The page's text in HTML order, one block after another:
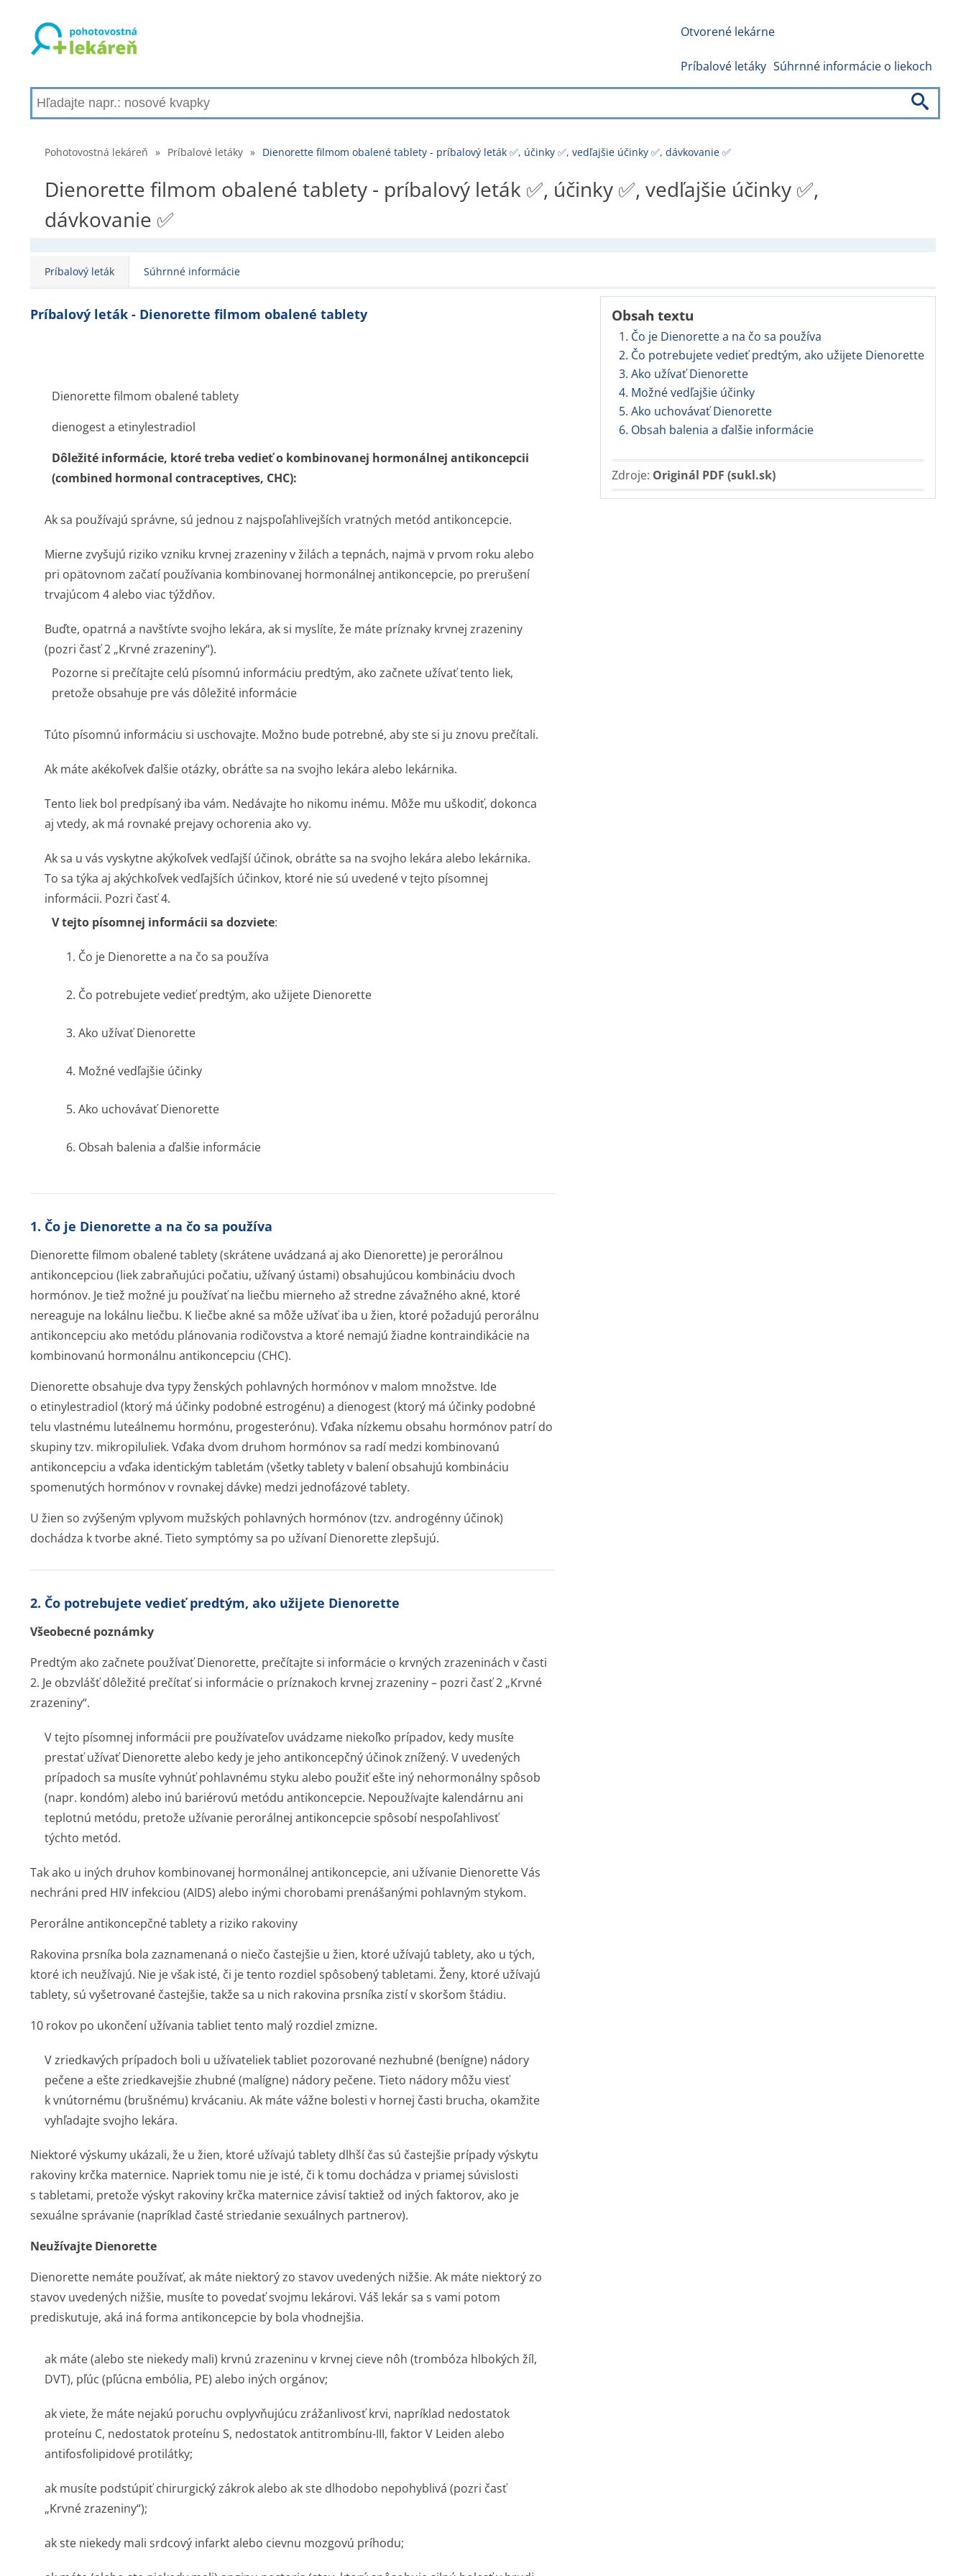
Otvorené lekárne
Príbalové letáky Súhrnné informácie o liekoch
Pohotovostná lekáreň » Príbalové letáky » Dienorette filmom obalené tablety - príbalový leták ✅, účinky ✅, vedľajšie účinky ✅, dávkovanie ✅
Dienorette filmom obalené tablety - príbalový leták ✅, účinky ✅, vedľajšie účinky ✅,
dávkovanie ✅
Príbalový leták Súhrnné informácie
Obsah textu
1. Čo je Dienorette a na čo sa používa
2. Čo potrebujete vedieť predtým, ako užijete Dienorette
3. Ako užívať Dienorette
4. Možné vedľajšie účinky
5. Ako uchovávať Dienorette
6. Obsah balenia a ďalšie informácie
Zdroje: Originál PDF (sukl.sk)
Príbalový leták - Dienorette filmom obalené tablety
Dienorette filmom obalené tablety
dienogest a etinylestradiol
Dôležité informácie, ktoré treba vedieť o kombinovanej hormonálnej antikoncepcii
(combined hormonal contraceptives, CHC):
Ak sa používajú správne, sú jednou z najspoľahli­vejších vratných metód antikoncepcie.
Mierne zvyšujú riziko vzniku krvnej zrazeniny v žilách a tepnách, najmä v prvom roku alebo
pri opätovnom začatí používania kombinovanej hormonálnej antikoncepcie, po prerušení
trvajúcom 4 alebo viac týždňov.
Buďte, opatrná a navštívte svojho lekára, ak si myslíte, že máte príznaky krvnej zrazeniny
(pozri časť 2 „Krvné zrazeniny“).
Pozorne si prečítajte celú písomnú informáciu predtým, ako začnete užívať tento liek,
pretože obsahuje pre vás dôležité informácie
Túto písomnú informáciu si uschovajte. Možno bude potrebné, aby ste si ju znovu prečítali.
Ak máte akékoľvek ďalšie otázky, obráťte sa na svojho lekára alebo lekárnika.
Tento liek bol predpísaný iba vám. Nedávajte ho nikomu inému. Môže mu uškodiť, dokonca
aj vtedy, ak má rovnaké prejavy ochorenia ako vy.
Ak sa u vás vyskytne akýkoľvek vedľajší účinok, obráťte sa na svojho lekára alebo lekárnika.
To sa týka aj akýchkoľvek vedľajších účinkov, ktoré nie sú uvedené v tejto písomnej
informácii. Pozri časť 4.
V tejto písomnej informácii sa dozviete:
1. Čo je Dienorette a na čo sa používa
2. Čo potrebujete vedieť predtým, ako užijete Dienorette
3. Ako užívať Dienorette
4. Možné vedľajšie účinky
5. Ako uchovávať Dienorette
6. Obsah balenia a ďalšie informácie
1. Čo je Dienorette a na čo sa používa
Dienorette filmom obalené tablety (skrátene uvádzaná aj ako Dienorette) je perorálnou
antikoncepciou (liek zabraňujúci počatiu, užívaný ústami) obsahujúcou kombináciu dvoch
hormónov. Je tiež možné ju používať na liečbu mierneho až stredne závažného akné, ktoré
nereaguje na lokálnu liečbu. K liečbe akné sa môže užívať iba u žien, ktoré požadujú perorálnu
antikoncepciu ako metódu plánovania rodičovstva a ktoré nemajú žiadne kontraindikácie na
kombinovanú hormonálnu antikoncepciu (CHC).
Dienorette obsahuje dva typy ženských pohlavných hormónov v malom množstve. Ide
o etinylestradiol (ktorý má účinky podobné estrogénu) a dienogest (ktorý má účinky podobné
telu vlastnému luteálnemu hormónu, progesterónu). Vďaka nízkemu obsahu hormónov patrí do
skupiny tzv. mikropiluliek. Vďaka dvom druhom hormónov sa radí medzi kombinovanú
antikoncepciu a vďaka identickým tabletám (všetky tablety v balení obsahujú kombináciu
spomenutých hormónov v rovnakej dávke) medzi jednofázové tablety.
U žien so zvýšeným vplyvom mužských pohlavných hormónov (tzv. androgénny účinok)
dochádza k tvorbe akné. Tieto symptómy sa po užívaní Dienorette zlepšujú.
2. Čo potrebujete vedieť predtým, ako užijete Dienorette
Všeobecné poznámky
Predtým ako začnete používať Dienorette, prečítajte si informácie o krvných zrazeninách v časti
2. Je obzvlášť dôležité prečítať si informácie o príznakoch krvnej zrazeniny – pozri časť 2 „Krvné
zrazeniny“.
V tejto písomnej informácii pre používateľov uvádzame niekoľko prípadov, kedy musíte
prestať užívať Dienorette alebo kedy je jeho antikoncepčný účinok znížený. V uvedených
prípadoch sa musíte vyhnúť pohlavnému styku alebo použiť ešte iný nehormonálny spôsob
(napr. kondóm) alebo inú bariérovú metódu antikoncepcie. Nepoužívajte kalendárnu ani
teplotnú metódu, pretože užívanie perorálnej antikoncepcie spôsobí nespoľahlivosť
týchto metód.
Tak ako u iných druhov kombinovanej hormonálnej antikoncepcie, ani užívanie Dienorette Vás
nechráni pred HIV infekciou (AIDS) alebo inými chorobami prenášanými pohlavným stykom.
Perorálne antikoncepčné tablety a riziko rakoviny
Rakovina prsníka bola zaznamenaná o niečo častejšie u žien, ktoré užívajú tablety, ako u tých,
ktoré ich neužívajú. Nie je však isté, či je tento rozdiel spôsobený tabletami. Ženy, ktoré užívajú
tablety, sú vyšetrované častejšie, takže sa u nich rakovina prsníka zistí v skoršom štádiu.
10 rokov po ukončení užívania tabliet tento malý rozdiel zmizne.
V zriedkavých prípadoch boli u užívateliek tabliet pozorované nezhubné (benígne) nádory
pečene a ešte zriedkavejšie zhubné (malígne) nádory pečene. Tieto nádory môžu viesť
k vnútornému (brušnému) krvácaniu. Ak máte vážne bolesti v hornej časti brucha, okamžite
vyhľadajte svojho lekára.
Niektoré výskumy ukázali, že u žien, ktoré užívajú tablety dlhší čas sú častejšie prípady výskytu
rakoviny krčka maternice. Napriek tomu nie je isté, či k tomu dochádza v priamej súvislosti
s tabletami, pretože výskyt rakoviny krčka maternice závisí taktiež od iných faktorov, ako je
sexuálne správanie (napríklad časté striedanie sexuálnych partnerov).
Neužívajte Dienorette
Dienorette nemáte používať, ak máte niektorý zo stavov uvedených nižšie. Ak máte niektorý zo
stavov uvedených nižšie, musíte to povedať svojmu lekárovi. Váš lekár sa s vami potom
prediskutuje, aká iná forma antikoncepcie by bola vhodnejšia.
ak máte (alebo ste niekedy mali) krvnú zrazeninu v krvnej cieve nôh (trombóza hlbokých žíl,
DVT), pľúc (pľúcna embólia, PE) alebo iných orgánov;
ak viete, že máte nejakú poruchu ovplyvňujúcu zrážanlivosť krvi, napríklad nedostatok
proteínu C, nedostatok proteínu S, nedostatok antitrombínu-III, faktor V Leiden alebo
antifosfolipidové protilátky;
ak musíte podstúpiť chirurgický zákrok alebo ak ste dlhodobo nepohyblivá (pozri časť
„Krvné zrazeniny“);
ak ste niekedy mali srdcový infarkt alebo cievnu mozgovú príhodu;